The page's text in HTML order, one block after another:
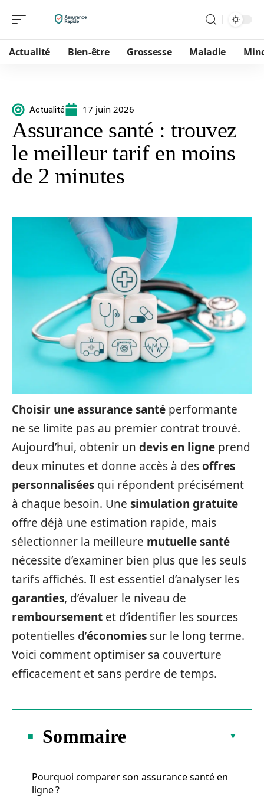
Actualité Bien-être Grossesse Maladie
Actualité 17 juin 2026
Assurance santé : trouvez
le meilleur tarif en moins
de 2 minutes
Choisir une assurance santé performante
ne se limite pas au premier contrat trouvé.
Aujourd’hui, obtenir un devis en ligne prend
deux minutes et donne accès à desoffres
personnalisées qui répondent précisément
à chaque besoin. Une simulation gratuite
offre déjà une estimation rapide, mais
sélectionner la meilleure mutuelle santé
nécessite d’examiner bien plus que les seuls
tarifs affichés. Il est essentiel d’analyser les
garanties, d’évaluer le niveau de
remboursement et d’identifier les sources
potentielles d’économies sur le long terme.
Voici comment optimiser sa couverture
efficacement et sans perdre de temps.
Sommaire
Pourquoi comparer son assurance santé en
ligne ?